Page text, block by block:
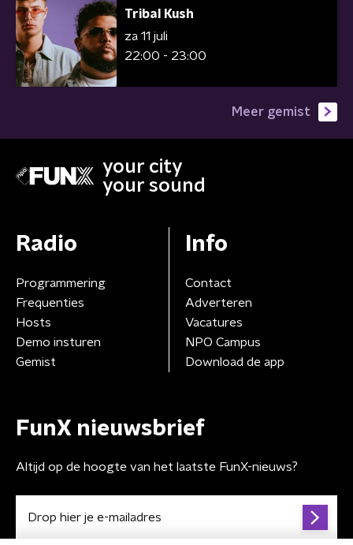
Tribal Kush
za 11 juli
22:00 - 23:00
Meer gemist
your city
your sound
Radio
Programmering
Frequenties
Hosts
Demo insturen
Gemist
Info
Contact
Adverteren
Vacatures
NPO Campus
Download de app
FunX nieuwsbrief
Altijd op de hoogte van het laatste FunX-nieuws?